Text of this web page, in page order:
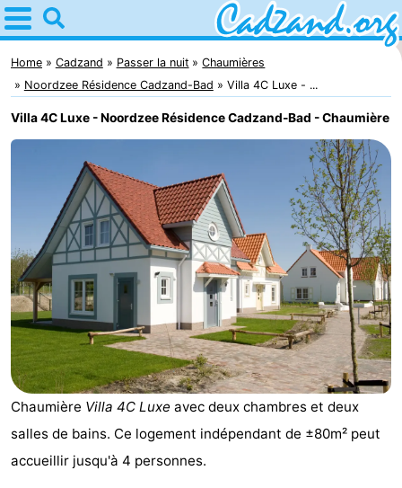
Home
Cadzand
Astuces
Avec
enfants
nuit
Appartements
Campings
Chaumières
-
Bad
Meersee
-
Beach
Resort
De
-
Home Cadzand Passer la nuit
Chaumières
Noordzee Résidence Cadzand-Bad
Villa 4C Luxe - ...
Villa 4C Luxe - Noordzee Résidence Cadzand-Bad - Chaumière
Chaumière Villa 4C Luxe avec deux chambres et deux
salles de bains. Ce logement indépendant de ±80m² peut
accueillir jusqu'à 4 personnes.